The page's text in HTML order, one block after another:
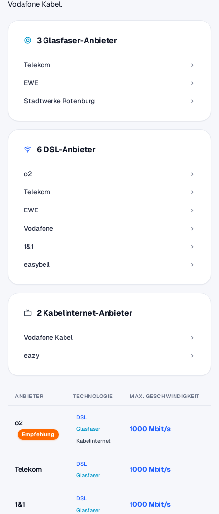
Vodafone Kabel.
3 Glasfaser-Anbieter
Telekom
EWE
Stadtwerke Rotenburg
6 DSL-Anbieter
o2
Telekom
EWE
Vodafone
1&1
easybell
2 Kabelinternet-Anbieter
Vodafone Kabel
eazy
ANBIETER TECHNOLOGIE MAX. GESCHWINDIGKEIT
o2
Empfehlung
DSL
Glasfaser
Kabelinternet
1000 Mbit/s
Telekom
DSL
Glasfaser
1000 Mbit/s
1&1
DSL
Glasfaser
1000 Mbit/s